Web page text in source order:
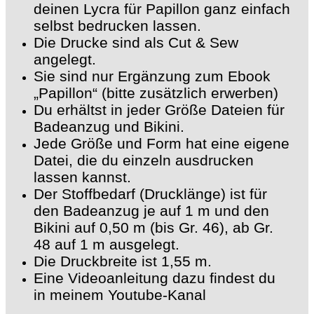
deinen Lycra für Papillon ganz einfach
selbst bedrucken lassen.
Die Drucke sind als Cut & Sew
angelegt.
Sie sind nur Ergänzung zum Ebook
„Papillon“ (bitte zusätzlich erwerben)
Du erhältst in jeder Größe Dateien für
Badeanzug und Bikini.
Jede Größe und Form hat eine eigene
Datei, die du einzeln ausdrucken
lassen kannst.
Der Stoffbedarf (Drucklänge) ist für
den Badeanzug je auf 1 m und den
Bikini auf 0,50 m (bis Gr. 46), ab Gr.
48 auf 1 m ausgelegt.
Die Druckbreite ist 1,55 m.
Eine Videoanleitung dazu findest du
in meinem Youtube-Kanal